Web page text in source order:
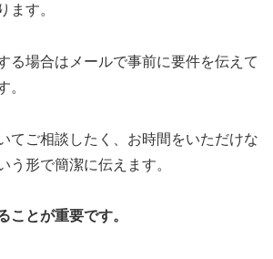
ます。
る場合はメールで事前に要件を伝えて
。
てご相談したく、お時間をいただけな
う形で簡潔に伝えます。
ことが重要です。